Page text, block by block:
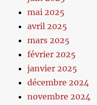
mai 2025
avril 2025
mars 2025
février 2025
janvier 2025
décembre 2024
novembre 2024